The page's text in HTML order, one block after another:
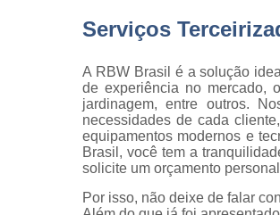
Serviços
A RBW Brasil é a solução
de experiência no mercado,
jardinagem, entre outros.
necessidades de cada
equipamentos modernos e
Brasil, você tem a
solicite um orçamento
Por isso, não deixe de falar